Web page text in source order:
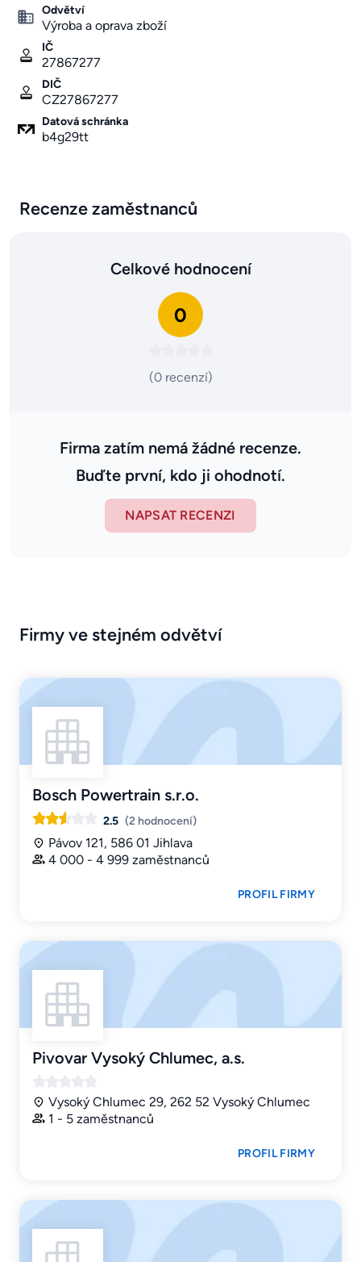
Odvětví
Výroba a oprava zboží
IČ
27867277
DIČ
CZ27867277
Datová schránka
b4g29tt
Recenze zaměstnanců
Celkové hodnocení
0
(0 recenzí)
Firma zatím nemá žádné recenze.
Buďte první, kdo ji ohodnotí.
NAPSAT RECENZI
Firmy ve stejném odvětví
Bosch Powertrain s.r.o.
2.5 (2 hodnocení)
Pávov 121, 586 01 Jihlava
4 000 - 4 999 zaměstnanců
PROFIL FIRMY
Pivovar Vysoký Chlumec, a.s.
Vysoký Chlumec 29, 262 52 Vysoký Chlumec
1 - 5 zaměstnanců
PROFIL FIRMY